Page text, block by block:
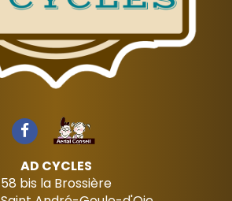
AD CYCLES
58 bis la Brossière